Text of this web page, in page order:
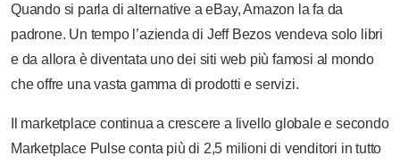
Quando si parla di alternative a eBay, Amazon la fa da
padrone. Un tempo l’azienda di Jeff Bezos vendeva solo libri
e da allora è diventata uno dei siti web più famosi al mondo
che offre una vasta gamma di prodotti e servizi.
Il marketplace continua a crescere a livello globale e secondo
Marketplace Pulse conta più di 2,5 milioni di venditori in tutto